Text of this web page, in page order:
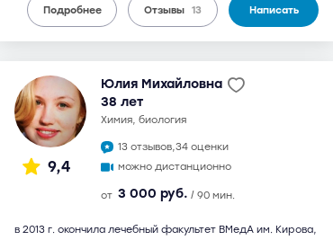
Подробнее Отзывы 13 Написать
9,4
Юлия Михайловна
38 лет
химия, биология
13 отзывов,34 оценки
можно дистанционно
от 3 000 руб. / 90 мин.
в 2013 г. окончила лечебный факультет ВМедА им. Кирова,